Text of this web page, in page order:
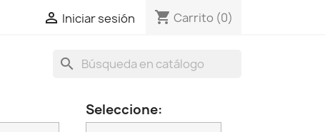
 Iniciar sesión shopping_cart Carrito (0)
search
Seleccione: